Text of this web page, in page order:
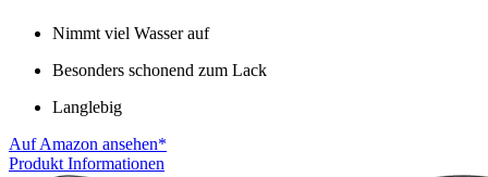
Nimmt viel Wasser auf
Besonders schonend zum Lack
Langlebig
Auf Amazon ansehen*
Produkt Informationen